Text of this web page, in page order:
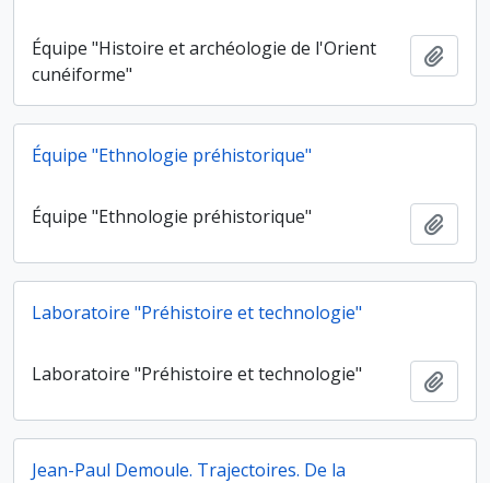
Équipe "Histoire et archéologie de l'Orient
cunéiforme"
Équipe "Ethnologie préhistorique"
Équipe "Ethnologie préhistorique"
Laboratoire "Préhistoire et technologie"
Laboratoire "Préhistoire et technologie"
Jean-Paul Demoule. Trajectoires. De la